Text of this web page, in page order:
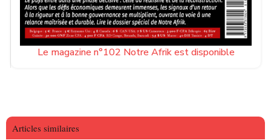
Le magazine n°102 Notre Afrik est disponible
Articles similaires